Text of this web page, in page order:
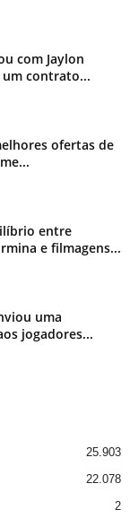
com Jaylon
um contrato...
ofertas de
entre
e filmagens...
uma
jogadores...
25.903
22.078
2